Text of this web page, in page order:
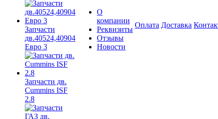
Запчасти
дв.40524,40904
Евро 3
Запчасти дв.
Cummins ISF
2.8
О
компании
Реквизиты
Отзывы
Новости
Оплата Доставка